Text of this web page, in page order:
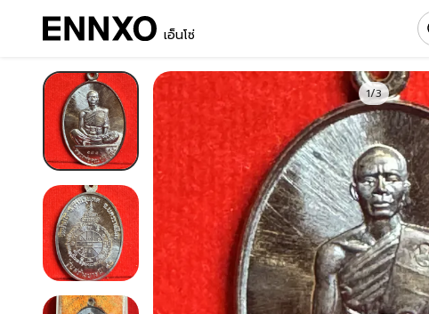
เอ็นโซ่
1/3